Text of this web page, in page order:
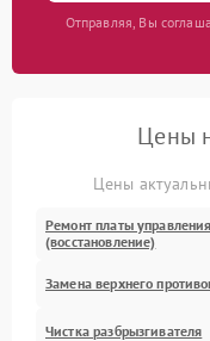
Отправляя, Вы
Цены
Цены
Ремонт платы управления
(восстановление)
Замена верхнего
Чистка разбрызгивателя